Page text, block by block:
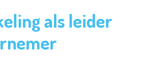
als leider